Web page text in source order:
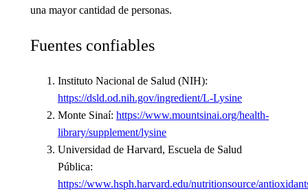
una mayor cantidad de personas.
Fuentes confiables
Instituto Nacional de Salud (NIH):
https://dsld.od.nih.gov/ingredient/L-Lysine
Monte Sinaí: https://www.mountsinai.org/health-
library/supplement/lysine
Universidad de Harvard, Escuela de Salud
Pública:
https://www.hsph.harvard.edu/nutritionsource/